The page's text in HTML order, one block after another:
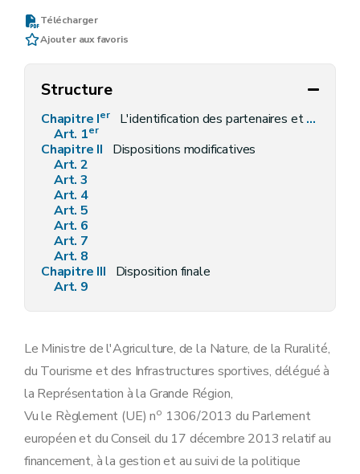
Télécharger
Ajouter aux favoris
Structure
Chapitre Ier
L'identification des partenaires et la gestion autonome des exploitations agricoles
Art. 1er
Chapitre II
Dispositions modificatives
Art. 2
Art. 3
Art. 4
Art. 5
Art. 6
Art. 7
Art. 8
Chapitre III
Disposition finale
Art. 9
Le Ministre de l'Agriculture, de la Nature, de la Ruralité,
du Tourisme et des Infrastructures sportives, délégué à
la Représentation à la Grande Région,
Vu le Règlement (UE) no 1306/2013 du Parlement
européen et du Conseil du 17 décembre 2013 relatif au
financement, à la gestion et au suivi de la politique